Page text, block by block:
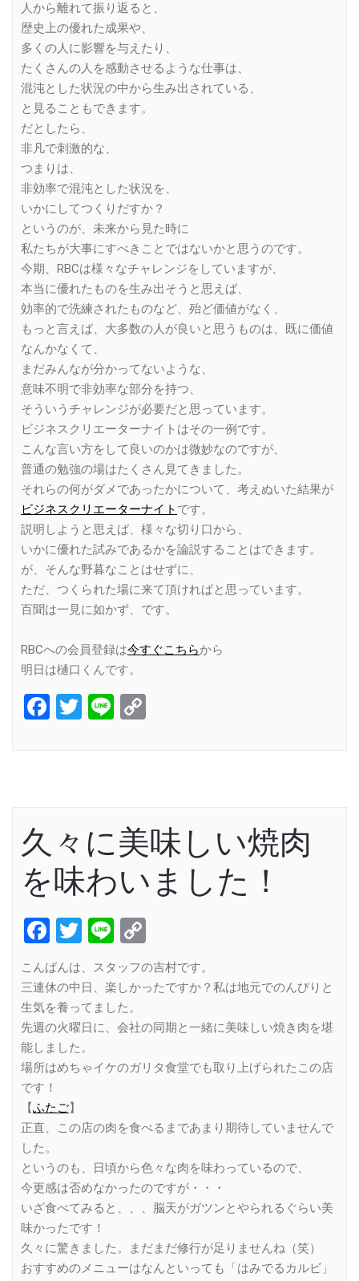
人から離れて振り返ると、
歴史上の優れた成果や、
多くの人に影響を与えたり、
たくさんの人を感動させるような仕事は、
混沌とした状況の中から生み出されている、
と見ることもできます。
だとしたら、
非凡で刺激的な、
つまりは、
非効率で混沌とした状況を、
いかにしてつくりだすか？
というのが、未来から見た時に
私たちが大事にすべきことではないかと思うのです。
今期、RBCは様々なチャレンジをしていますが、
本当に優れたものを生み出そうと思えば、
効率的で洗練されたものなど、殆ど価値がなく、
もっと言えば、大多数の人が良いと思うものは、既に価値
なんかなくて、
まだみんなが分かってないような、
意味不明で非効率な部分を持つ、
そういうチャレンジが必要だと思っています。
ビジネスクリエーターナイトはその一例です。
こんな言い方をして良いのかは微妙なのですが、
普通の勉強の場はたくさん見てきました。
それらの何がダメであったかについて、考えぬいた結果が
ビジネスクリエーターナイト です。
説明しようと思えば、様々な切り口から、
いかに優れた試みであるかを論説することはできます。
が、そんな野暮なことはせずに、
ただ、つくられた場に来て頂ければと思っています。
百聞は一見に如かず、です。
RBCへの会員登録は今すぐこちらから
明日は樋口くんです。
Facebook
Twitter
Line
久々に美味しい焼肉
を味わいました！
Facebook
Twitter
Line
Link
こんばんは、スタッフの吉村です。
三連休の中日、楽しかったですか？私は地元でのんびりと
生気を養ってました。
先週の火曜日に、会社の同期と一緒に美味しい焼き肉を堪
能しました。
場所はめちゃイケのガリタ食堂でも取り上げられたこの店
です！
【ふたご】
正直、この店の肉を食べるまであまり期待していませんで
した。
というのも、日頃から色々な肉を味わっているので、
今更感は否めなかったのですが・・・
いざ食べてみると、、、脳天がガツンとやられるぐらい美
味かったです！
久々に驚きました。まだまだ修行が足りませんね（笑）
おすすめのメニューはなんといっても「はみでるカルビ」